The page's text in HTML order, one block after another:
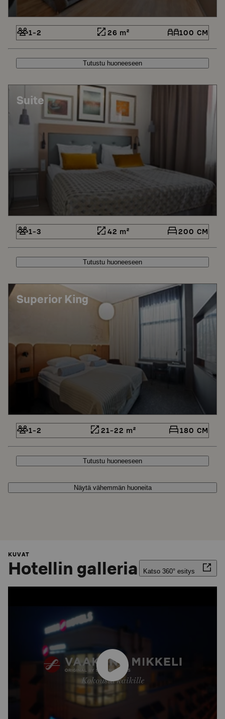
1-2 26 m² 100 CM
Tutustu huoneeseen
Suite
1-3 42 m² 200 CM
Tutustu huoneeseen
Superior King
1-2 21-22 m² 180 CM
Tutustu huoneeseen
Näytä vähemmän huoneita
KUVAT
Hotellin galleria Katso 360° esitys